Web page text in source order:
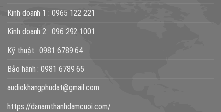
Kinh doanh 1 : 0965 122 221
Kinh doanh 2 : 096 292 1001
Kỹ thuật : 0981 6789 64
Bảo hành : 0981 6789 65
audiokhangphudat@gmail.com
https://danamthanhdamcuoi.com/